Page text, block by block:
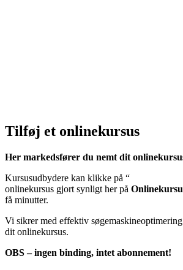
Tilføj et onlinekursus
Her markedsfører du nemt dit
Kursusudbydere kan klikke på “
onlinekursus gjort synligt her på
få minutter.
Vi sikrer med effektiv
dit onlinekursus.
OBS – ingen binding, intet abonnement!